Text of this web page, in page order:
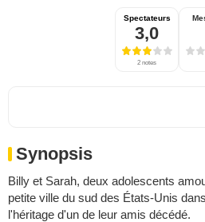
Spectateurs
3,0
2 notes
Synopsis
Billy et Sarah, deux adolescents
petite ville du sud des États-Unis
l'héritage d'un de leur amis décédé.